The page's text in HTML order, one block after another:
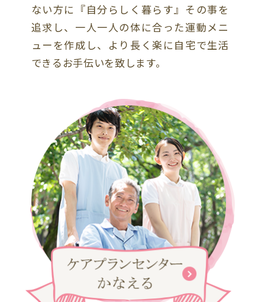
ない方に『自分らしく暮らす』その事を
追求し、一人一人の体に合った運動メニ
ューを作成し、より長く楽に自宅で生活
できるお手伝いを致します。